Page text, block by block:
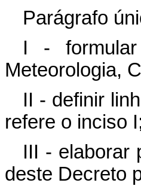
Parágrafo
I -
Meteorologia,
II - definir
refere o inciso
III - elaborar
deste Decreto